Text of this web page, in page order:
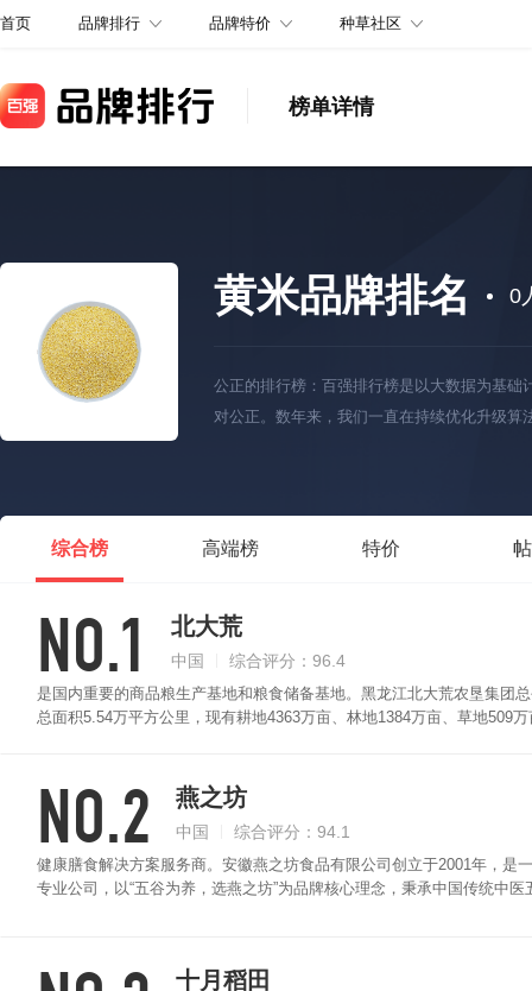
首页 品牌排行 品牌特价 种草社区
榜单详情
黄米品牌排名 0
公正的排行榜：百强排行榜是以大数据为基
对公正。数年来，我们一直在持续优化升级算
综合榜 高端榜 特价
NO.1 北大荒
中国 综合评分：96.4
是国内重要的商品粮生产基地和粮食储备基地。黑龙江北大荒农垦集团
总面积5.54万平方公里，现有耕地4363万亩、林地1384万亩、草地509
NO.2 燕之坊
中国 综合评分：94.1
健康膳食解决方案服务商。安徽燕之坊食品有限公司创立于2001年，
专业公司，以“五谷为养，选燕之坊”为品牌核心理念，秉承中国传统中
十月稻田